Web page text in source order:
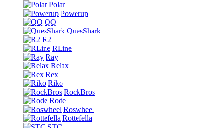
Polar
Powerup
QQ
QuesShark
R2
RLine
Ray
Relax
Rex
Riko
RockBros
Rode
Roswheel
Rottefella